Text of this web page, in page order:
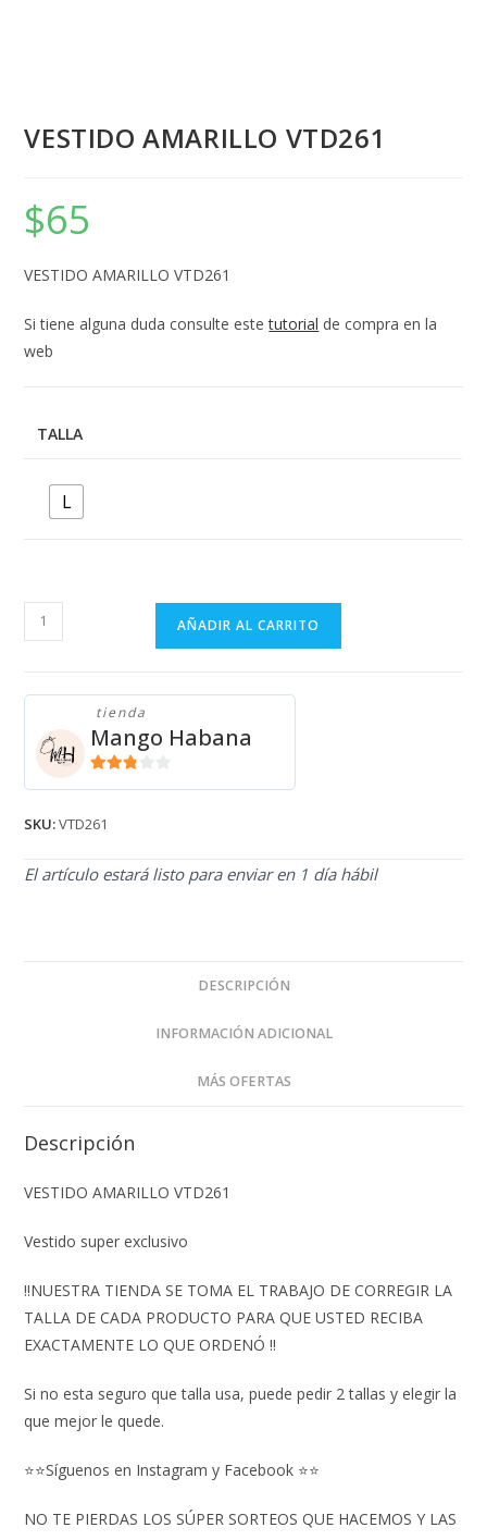
VESTIDO AMARILLO VTD261
$65
VESTIDO AMARILLO VTD261
Si tiene alguna duda consulte estetutorial de compra en la
web
TALLA
L
VESTIDO
AMARILLO
cantidad
AÑADIR AL CARRITO
tienda
Mango Habana
SKU:VTD261
El artículo estará listo para enviar en 1 día hábil
DESCRIPCIÓN
INFORMACIÓN ADICIONAL
MÁS OFERTAS
Descripción
VESTIDO AMARILLO VTD261
Vestido super exclusivo
‼️NUESTRA TIENDA SE TOMA EL TRABAJO DE CORREGIR LA
TALLA DE CADA PRODUCTO PARA QUE USTED RECIBA
EXACTAMENTE LO QUE ORDENÓ ‼️
Si no esta seguro que talla usa, puede pedir 2 tallas y elegir la
que mejor le quede.
⭐⭐Síguenos en Instagram y Facebook ⭐⭐
NO TE PIERDAS LOS SÚPER SORTEOS QUE HACEMOS Y LAS